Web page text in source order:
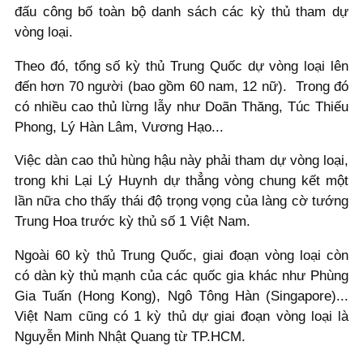
đấu công bố toàn bộ danh sách các kỳ thủ tham dự
vòng loại.
Theo đó, tổng số kỳ thủ Trung Quốc dự vòng loại lên
đến hơn 70 người (bao gồm 60 nam, 12 nữ). Trong đó
có nhiều cao thủ lừng lẫy như Doãn Thăng, Túc Thiếu
Phong, Lý Hàn Lâm, Vương Hạo...
Việc dàn cao thủ hùng hậu này phải tham dự vòng loại,
trong khi Lại Lý Huynh dự thẳng vòng chung kết một
lần nữa cho thấy thái độ trọng vọng của làng cờ tướng
Trung Hoa trước kỳ thủ số 1 Việt Nam.
Ngoài 60 kỳ thủ Trung Quốc, giai đoạn vòng loại còn
có dàn kỳ thủ mạnh của các quốc gia khác như Phùng
Gia Tuấn (Hong Kong), Ngô Tông Hàn (Singapore)...
Việt Nam cũng có 1 kỳ thủ dự giai đoạn vòng loại là
Nguyễn Minh Nhật Quang từ TP.HCM.